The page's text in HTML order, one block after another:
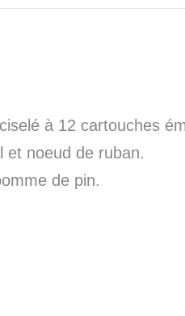
à 12 cartouches
et noeud de ruban.
de pin.